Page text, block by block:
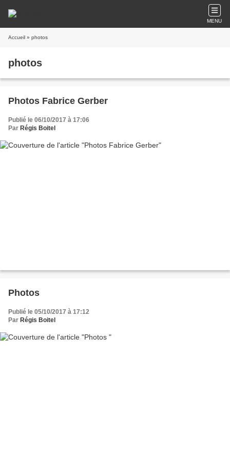
MENU
Accueil » photos
photos
Photos Fabrice Gerber
Publié le 06/10/2017 à 17:06
Par Régis Boitel
Photos
Publié le 05/10/2017 à 17:12
Par Régis Boitel